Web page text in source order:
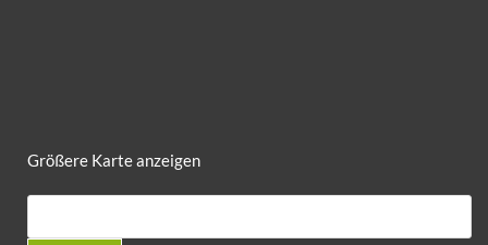
Größere Karte anzeigen